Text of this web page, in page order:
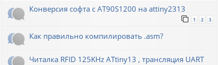
Конверсия софта с AT90S1200 на attiny2313
1 2 3
Как правильно компилировать .asm?
Читалка RFID 125KHz ATtiny13 , трансляция UART